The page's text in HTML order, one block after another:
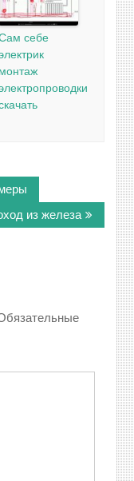
себе
монтаж
из железа